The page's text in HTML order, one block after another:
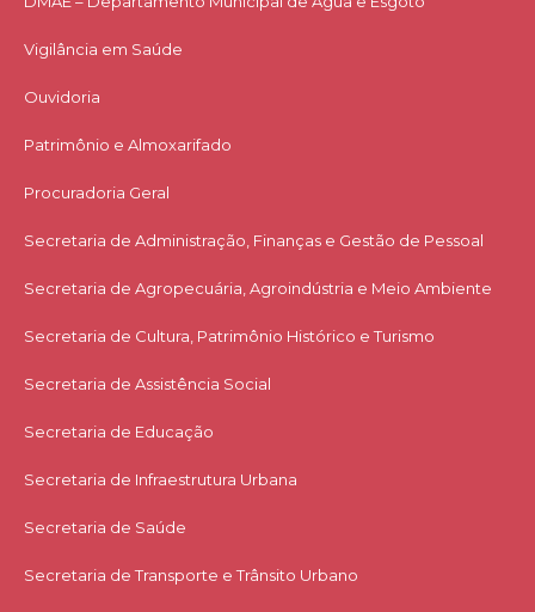
Vigilância em Saúde
Ouvidoria
Patrimônio e Almoxarifado
Procuradoria Geral
Secretaria de Administração, Finanças e Gestão de Pessoal
Secretaria de Agropecuária, Agroindústria e Meio Ambiente
Secretaria de Cultura, Patrimônio Histórico e Turismo
Secretaria de Assistência Social
Secretaria de Educação
Secretaria de Infraestrutura Urbana
Secretaria de Saúde
Secretaria de Transporte e Trânsito Urbano